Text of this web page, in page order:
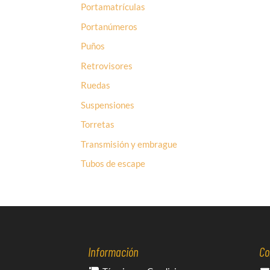
Portamatrículas
Portanúmeros
Puños
Retrovisores
Ruedas
Suspensiones
Torretas
Transmisión y embrague
Tubos de escape
Información